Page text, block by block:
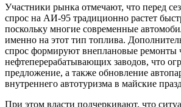
Участники рынка отмечают, что перед
спрос на АИ‑95 традиционно растет
поскольку многие современные
именно на этот тип топлива.
спрос формируют внеплановые ремонты
нефтеперерабатывающих заводов, что
предложение, а также обновление
внутреннего автотуризма в майские
При этом власти подчеркивают, что